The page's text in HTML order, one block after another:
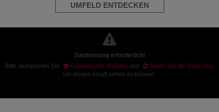
UMFELD ENTDECKEN
Zustimmung erforderlich!
Bitte akzeptieren Sie
Cookies von Youtube und laden Sie die Seite neu,
um diesen Inhalt sehen zu können.